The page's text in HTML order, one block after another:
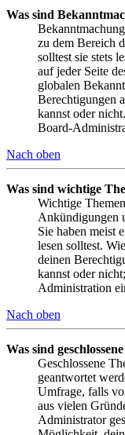
Was sind
zu dem Bereich
solltest sie stets
auf jeder Seite
globalen
Berechtigungen
kannst oder
Board-
Nach oben
Was sind wichtige
Wichtige
Ankündigungen
Sie haben meist
lesen solltest.
deinen
kannst oder
Administration
Nach oben
Was sind
Geschlossene
geantwortet
Umfrage, falls
aus vielen
Administrator